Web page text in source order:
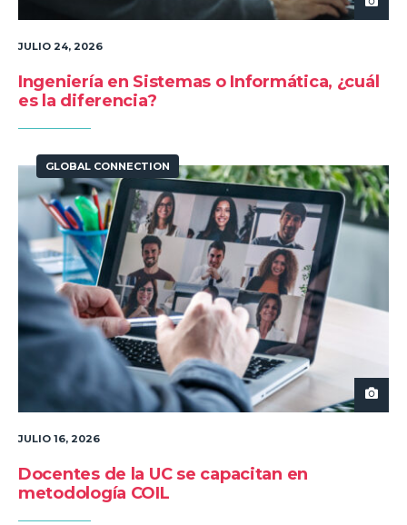
JULIO 24, 2026
Ingeniería en Sistemas o Informática, ¿cuál
es la diferencia?
GLOBAL CONNECTION
JULIO 16, 2026
Docentes de la UC se capacitan en
metodología COIL